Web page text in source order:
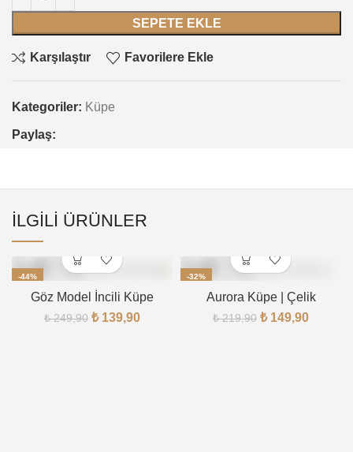
SEPETE EKLE
Karşılaştır Favorilere Ekle
Kategoriler: Küpe
Paylaş:
İLGILI ÜRÜNLER
-44%
Göz Model İncili Küpe
₺249,90 ₺139,90
-32%
Aurora Küpe | Çelik
₺219,90 ₺149,90